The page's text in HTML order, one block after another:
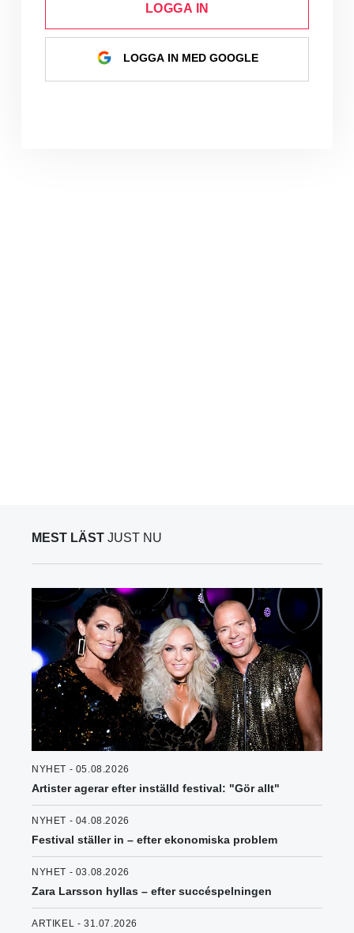
LOGGA IN
LOGGA IN MED GOOGLE
MEST LÄST JUST NU
NYHET - 05.08.2026
Artister agerar efter inställd festival: "Gör allt"
NYHET - 04.08.2026
Festival ställer in – efter ekonomiska problem
NYHET - 03.08.2026
Zara Larsson hyllas – efter succéspelningen
ARTIKEL - 31.07.2026